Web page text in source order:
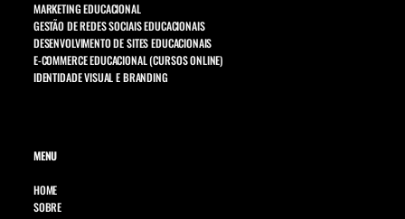
MARKETING EDUCACIONAL
GESTÃO DE REDES SOCIAIS EDUCACIONAIS
DESENVOLVIMENTO DE SITES EDUCACIONAIS
E-COMMERCE EDUCACIONAL (CURSOS ONLINE)
IDENTIDADE VISUAL E BRANDING
MENU
HOME
SOBRE